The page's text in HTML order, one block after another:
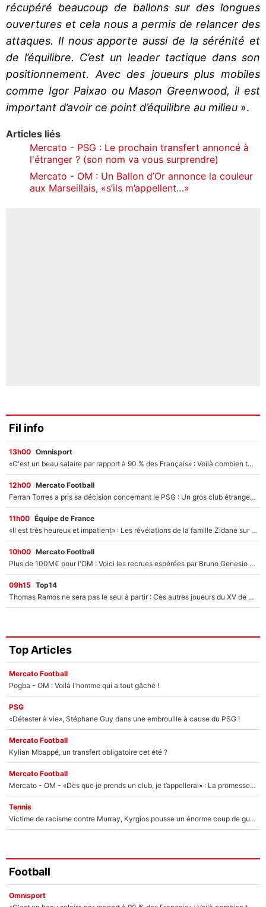
récupéré beaucoup de ballons sur des longues
ouvertures et cela nous a permis de relancer des
attaques. Il nous apporte aussi de la sérénité et
de l’équilibre. C’est un leader tactique dans son
positionnement. Avec des joueurs plus mobiles
comme Igor Paixao ou Mason Greenwood, il est
important d’avoir ce point d’équilibre au milieu ».
Articles liés
Mercato - PSG : Le prochain transfert annoncé à
l'étranger ? (son nom va vous surprendre)
Mercato - OM : Un Ballon d’Or annonce la couleur
aux Marseillais, «s’ils m’appellent…»
Fil info
13h00 Omnisport
«C'est un beau salaire par rapport à 90 % des Français» : Voilà combien touchait Nelson Monfort sur France Télévisions avant de rejoindre CNews
12h00 Mercato Football
Ferran Torres a pris sa décision concernant le PSG : Un gros club étranger prêt à relancer le feuilleton pour la signature du champion du monde 2026 !
11h00 Équipe de France
«Il est très heureux et impatient» : Les révélations de la famille Zidane sur sa prise de pouvoir en équipe de France !
10h00 Mercato Football
Plus de 100M€ pour l'OM : Voici les recrues espérées par Bruno Genesio et Grégory Lorenzi après l’opération dégraissage
09h15 Top14
Thomas Ramos ne sera pas le seul à partir : Ces autres joueurs du XV de France pourraient aussi quitter le Stade Toulousain, un club de Top 14 est déjà sur les rangs
Top Articles
Mercato Football
Pogba - OM : Voilà l'homme qui a tout gâché !
PSG
«Détester à vie», Stéphane Guy dans une embrouille à cause du PSG !
Mercato Football
Kylian Mbappé, un transfert obligatoire cet été ?
Mercato Football
Mercato - OM - «Dès que je prends un club, je t’appellerai» : La promesse de Marcelino au moment de claquer la porte
Tennis
Victime de racisme contre Murray, Kyrgios pousse un énorme coup de gueule !
Football
Omnisport